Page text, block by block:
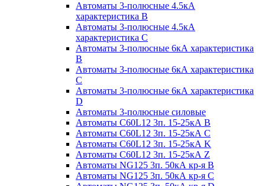
Автоматы 3-полюсные 4.5кА
характеристика В
Автоматы 3-полюсные 4.5кА
характеристика С
Автоматы 3-полюсные 6кА характеристика
B
Автоматы 3-полюсные 6кА характеристика
C
Автоматы 3-полюсные 6кА характеристика
D
Автоматы 3-полюсные силовые
Автоматы C60L12 3п. 15-25кА B
Автоматы C60L12 3п. 15-25кА C
Автоматы C60L12 3п. 15-25кА K
Автоматы C60L12 3п. 15-25кА Z
Автоматы NG125 3п. 50кА кр-я B
Автоматы NG125 3п. 50кА кр-я C